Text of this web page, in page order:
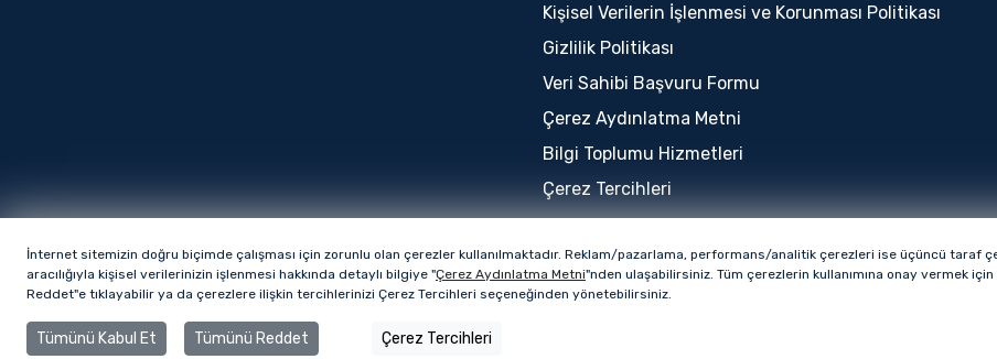
Kişisel Verilerin İşlenmesi ve Korunması Politikası
Gizlilik Politikası
Veri Sahibi Başvuru Formu
Çerez Aydınlatma Metni
Bilgi Toplumu Hizmetleri
Çerez Tercihleri
Bu sitenin tüm hakları QUA Granite markasına
İnternet sitemizin doğru biçimde çalışması için zorunlu olan çerezler kullanılmaktadır. Reklam/pazarlama, performans/analitik çerezleri ise üçüncü taraf
aracılığıyla kişisel verilerinizin işlenmesi hakkında detaylı bilgiye "Çerez Aydınlatma Metni"nden ulaşabilirsiniz. Tüm çerezlerin kullanımına onay vermek
Reddet"e tıklayabilir ya da çerezlere ilişkin tercihlerinizi Çerez Tercihleri seçeneğinden yönetebilirsiniz.
Tümünü Kabul Et Tümünü Reddet Çerez Tercihleri